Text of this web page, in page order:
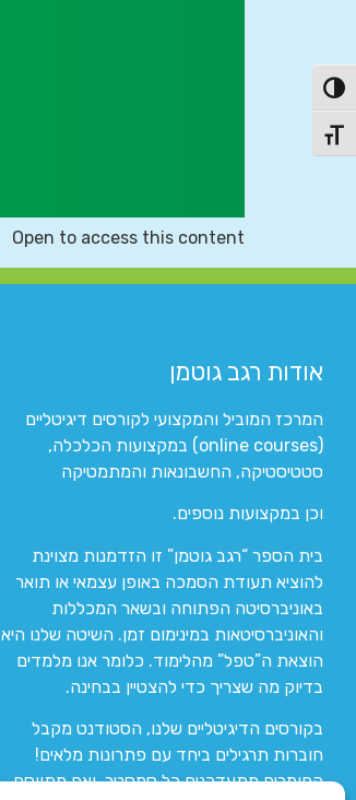
הפעל/כבה ניגודיות גבוהה
מתג גודל גופן
Open to access this content
אודות רגב גוטמן
המרכז המוביל והמקצועי לקורסים דיגיטליים
(online courses) במקצועות הכלכלה,
סטטיסטיקה, החשבונאות והמתמטיקה
וכן במקצועות נוספים.
בית הספר “רגב גוטמן” זו הזדמנות מצוינת
להוציא תעודת הסמכה באופן עצמאי או תואר
באוניברסיטה הפתוחה ובשאר המכללות
והאוניברסיטאות במינימום זמן. השיטה שלנו היא
הוצאת ה”טפל” מהלימוד. כלומר אנו מלמדים
בדיוק מה שצריך כדי להצטיין בבחינה.
בקורסים הדיגיטליים שלנו, הסטודנט מקבל
חוברות תרגילים ביחד עם פתרונות מלאים!
החומרים מתעדכנים כל סמסטר, ואם מתווסף